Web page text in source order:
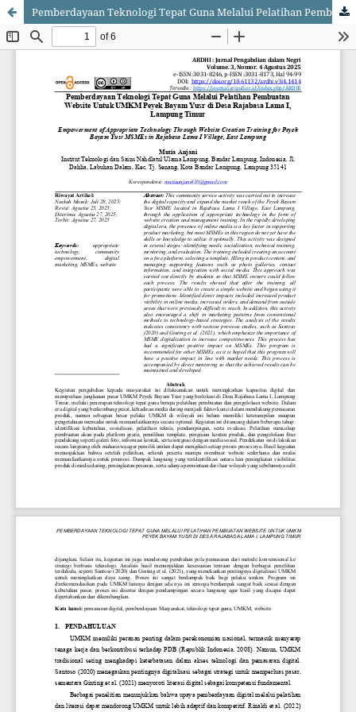
Pemberdayaan Teknologi Tepat Guna Melalui Pelatihan Pembuatan Website Untuk UMKM Peyek Bayam Yusr di Desa Rajabasa Lama I, Lampung Timur